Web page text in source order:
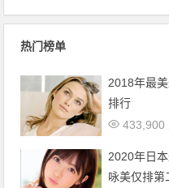
热门榜单
2018年最
排行
433,900
2020年日
咏美仅排第